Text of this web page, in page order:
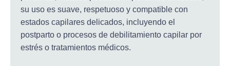
su uso es suave, respetuoso y compatible con
estados capilares delicados, incluyendo el
postparto o procesos de debilitamiento capilar por
estrés o tratamientos médicos.